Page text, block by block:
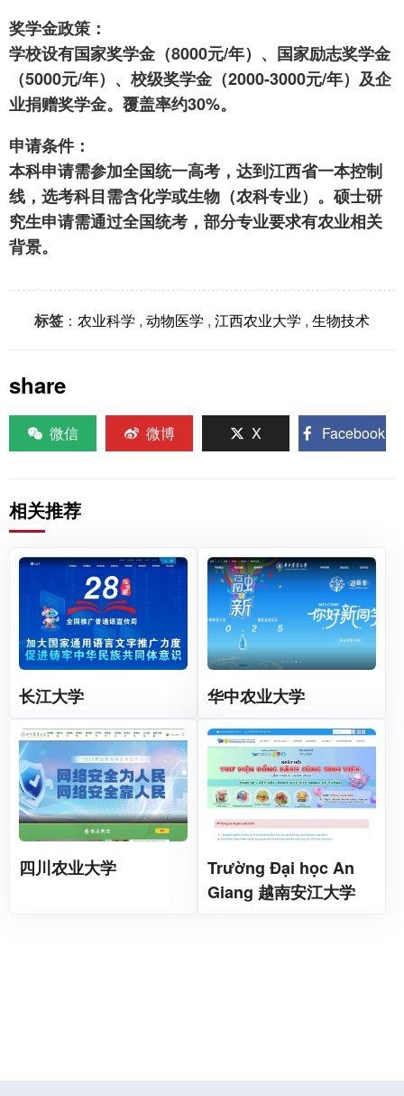
奖学金政策：
学校设有国家奖学金（8000元/年）、国家励志奖学金
（5000元/年）、校级奖学金（2000-3000元/年）及企
业捐赠奖学金。覆盖率约30%。
申请条件：
本科申请需参加全国统一高考，达到江西省一本控制
线，选考科目需含化学或生物（农科专业）。硕士研
究生申请需通过全国统考，部分专业要求有农业相关
背景。
标签 ： 农业科学 , 动物医学 , 江西农业大学 , 生物技术
share
微信 微博 X Facebook
相关推荐
长江大学 华中农业大学
四川农业大学
Trường Đại học An
Giang 越南安江大学